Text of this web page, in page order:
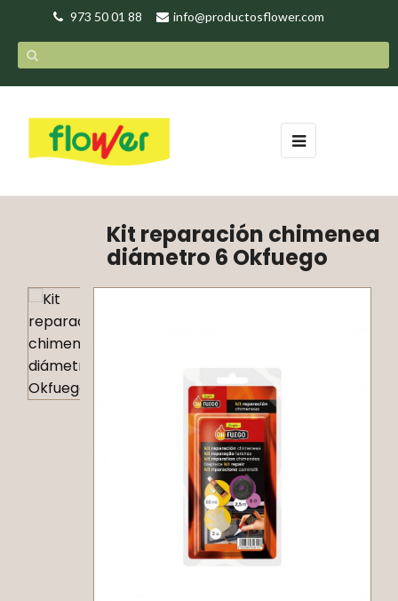
973 50 01 88 info@productosflower.com
Navegación
de
☰
Kit reparación chimenea
diámetro 6 Okfuego